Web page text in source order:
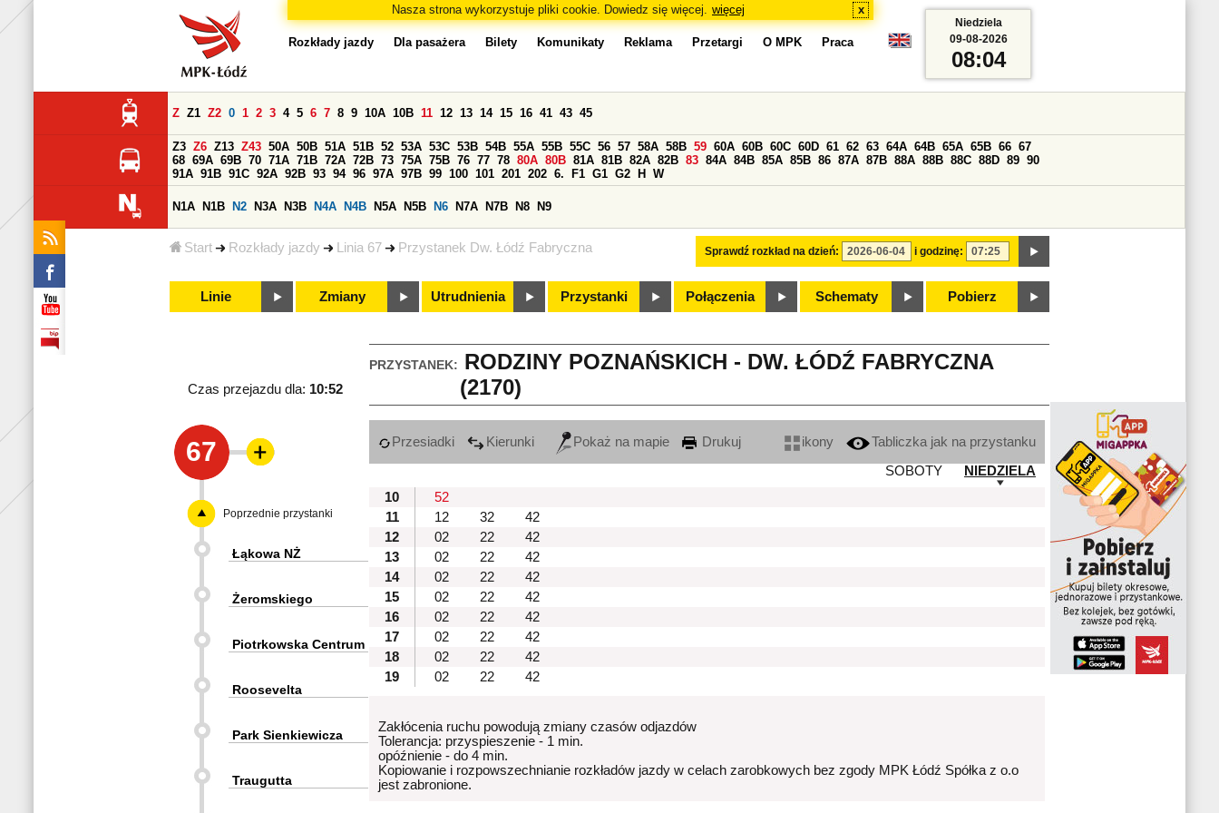
Nasza strona wykorzystuje pliki cookie. Dowiedz się więcej. więcej x
Start Rozkłady jazdy Linia 67 Przystanek Dw. Łódź Fabryczna
Rozkłady jazdy Dla pasażera Bilety Komunikaty Reklama Przetargi O MPK Praca
Sprawdź rozkład na dzień: i godzinę:
Z Z1 Z2 0 1 2 3 4 5 6 7 8 9 10A 10B 11 12 13 14 15 16 41 43 45
Z3 Z6 Z13 Z43 50A 50B 51A 51B 52 53A 53C 53B 54B 55A 55B 55C 56 57 58A 58B 59 60A 60B 60C 60D 61 62 63 64A 64B 65A 65B 66 67
68 69A 69B 70 71A 71B 72A 72B 73 75A 75B 76 77 78 80A 80B 81A 81B 82A 82B 83 84A 84B 85A 85B 86 87A 87B 88A 88B 88C 88D 89 90
91A 91B 91C 92A 92B 93 94 96 97A 97B 99 100 101 201 202 6. F1 G1 G2 H W
N1A N1B N2 N3A N3B N4A N4B N5A N5B N6 N7A N7B N8 N9
Linie Zmiany Utrudnienia Przystanki Połączenia Schematy Pobierz
Niedziela
09-08-2026
08:04
PRZYSTANEK: RODZINY POZNAŃSKICH - DW. ŁÓDŹ FABRYCZNA
(2170)
Czas przejazdu dla: 10:52
67 Przesiadki Kierunki Pokaż na mapie Drukuj ikony
Tabliczka jak na przystanku
SOBOTY
NIEDZIELA
10
52
11
12 32
42
12
02 22
42
13
02 22
42
14
02 22
42
15
02 22
42
16
02 22
42
17
02 22
42
18
02 22
42
19
02 22 42
Zakłócenia ruchu powodują zmiany czasów odjazdów
Tolerancja: przyspieszenie - 1 min.
opóźnienie - do 4 min.
Kopiowanie i rozpowszechnianie rozkładów jazdy w celach zarobkowych bez zgody MPK Łódź Spółka z o.o
jest zabronione.
Poprzednie przystanki
Łąkowa NŻ
Żeromskiego
Piotrkowska Centrum
Roosevelta
Park Sienkiewicza
Traugutta